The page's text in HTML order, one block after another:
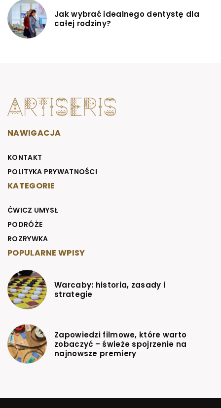
Jak wybrać idealnego dentystę dla
całej rodziny?
NAWIGACJA
KONTAKT
POLITYKA PRYWATNOŚCI
KATEGORIE
ĆWICZ UMYSŁ
PODRÓŻE
ROZRYWKA
POPULARNE WPISY
Warcaby: historia, zasady i
strategie
Zapowiedzi filmowe, które warto
zobaczyć – świeże spojrzenie na
najnowsze premiery